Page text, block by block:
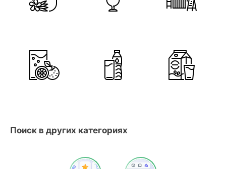
Поиск в других категориях